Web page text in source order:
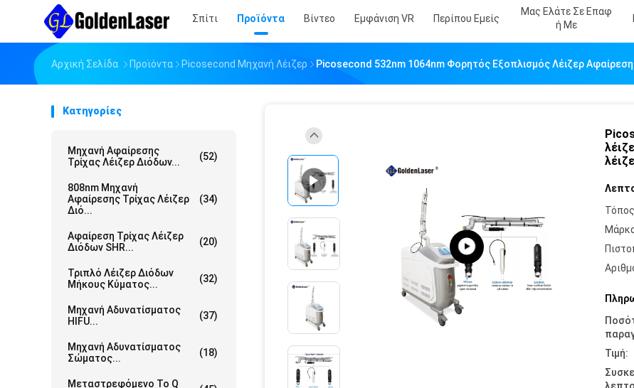
Σπίτι Προϊόντα Βίντεο Εμφάνιση VR Περίπου Εμείς
Μας Ελάτε Σε Επαφ
Ή Με
Αρχική Σελίδα Προϊόντα Picosecond Μηχανή Λέιζερ Picosecond 532nm 1064nm Φορητός Εξοπλισμός Λέιζερ
Κατηγορίες
Μηχανή Αφαίρεσης
Τρίχας Λέιζερ Διόδων...
(52)
808nm Μηχανή
Αφαίρεσης Τρίχας Λέιζερ
Διό...
(34)
Αφαίρεση Τρίχας Λέιζερ
Διόδων SHR...
(20)
Τριπλό Λέιζερ Διόδων
Μήκους Κύματος...
(32)
Μηχανή Αδυνατίσματος
HIFU...
(37)
Μηχανή Αδυνατίσματος
Σώματος...
(18)
Μεταστρεφόμενο Το Q
Τιμή: